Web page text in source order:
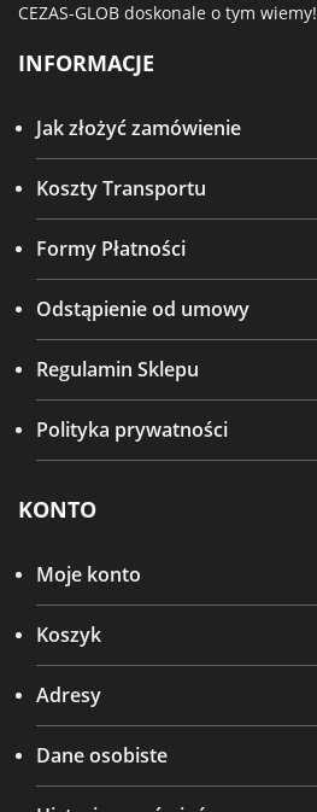
CEZAS-GLOB doskonale o tym wiemy!
INFORMACJE
Jak złożyć zamówienie
Koszty Transportu
Formy Płatności
Odstąpienie od umowy
Regulamin Sklepu
Polityka prywatności
KONTO
Moje konto
Koszyk
Adresy
Dane osobiste